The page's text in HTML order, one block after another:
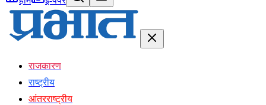
राजकारण
राष्ट्रीय
आंतरराष्ट्रीय